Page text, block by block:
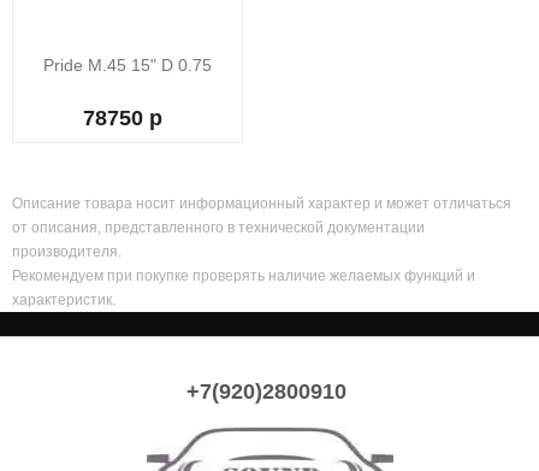
Pride M.45 15" D 0.75
78750 р
Описание товара носит информационный характер и может отличаться
от описания, представленного в технической документации
производителя.
Рекомендуем при покупке проверять наличие желаемых функций и
характеристик.
+7(920)2800910